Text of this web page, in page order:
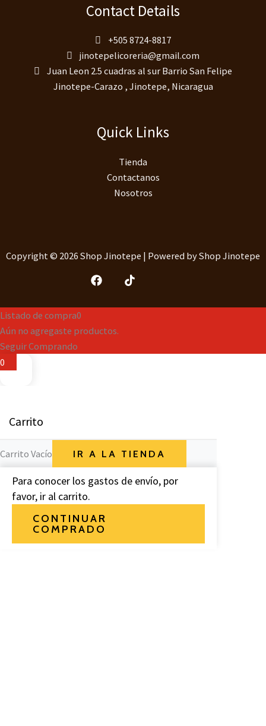
Contact Details
+505 8724-8817
jinotepelicoreria@gmail.com
Juan Leon 2.5 cuadras al sur Barrio San Felipe
Jinotepe-Carazo , Jinotepe, Nicaragua
Quick Links
Tienda
Contactanos
Nosotros
Copyright © 2026 Shop Jinotepe | Powered by Shop Jinotepe
Listado de compra0
Aún no agregaste productos.
Seguir Comprando
0
Carrito
Carrito Vacío IR A LA TIENDA
Para conocer los gastos de envío, por
favor, ir al carrito.
CONTINUAR
COMPRADO